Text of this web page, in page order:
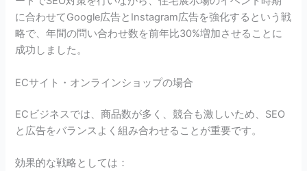
に合わせてGoogle広告とInstagram広告を強化するという戦
略で、年間の問い合わせ数を前年比30%増加させることに
成功しました。
ECサイト・オンラインショップの場合
ECビジネスでは、商品数が多く、競合も激しいため、SEO
と広告をバランスよく組み合わせることが重要です。
効果的な戦略としては：